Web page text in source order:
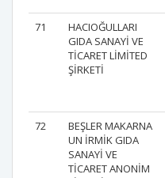
71
HACIOĞULLARI
GIDA SANAYİ VE
TİCARET LİMİTED
ŞİRKETİ
72
BEŞLER MAKARNA
UN İRMİK GIDA
SANAYİ VE
TİCARET ANONİM